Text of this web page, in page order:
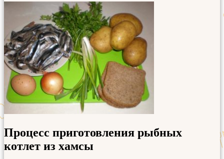
Процесс приготовления рыбных
котлет из хамсы